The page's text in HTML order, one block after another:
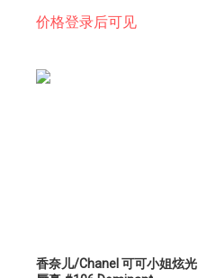
价格登录后可见
香奈儿/Chanel 可可小姐炫光